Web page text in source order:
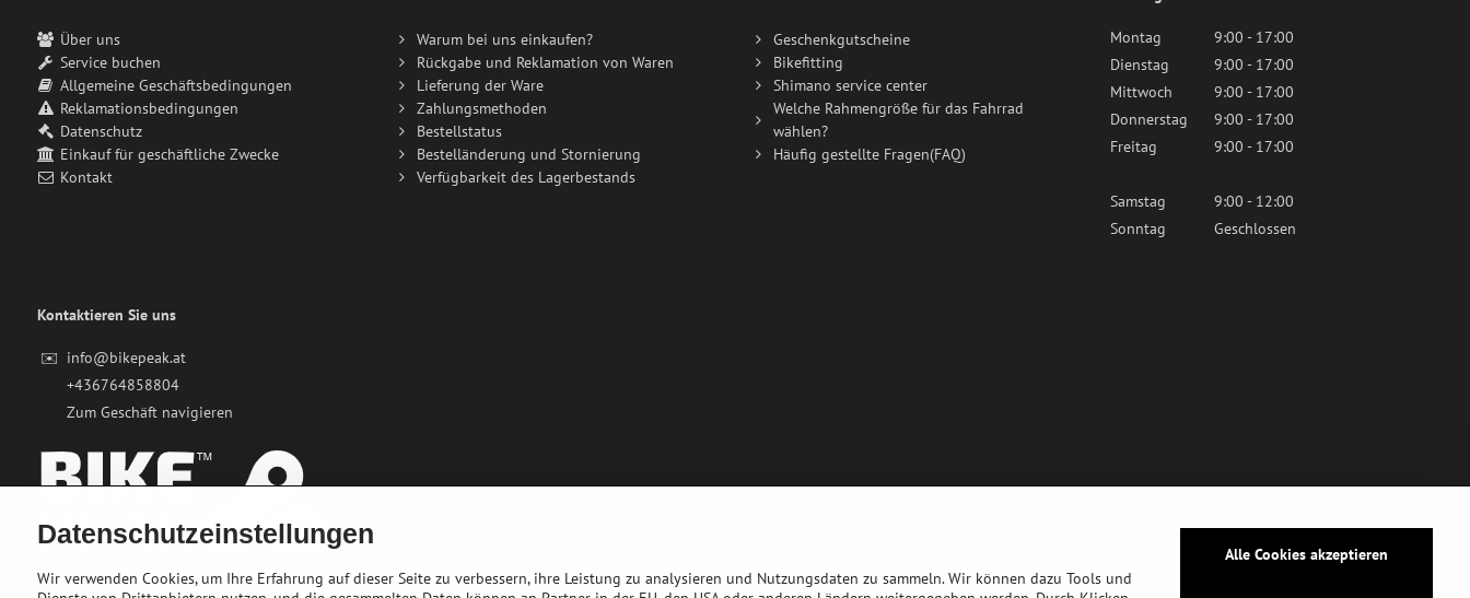
Über uns
Service buchen
Allgemeine Geschäftsbedingungen
Reklamationsbedingungen
Datenschutz
Einkauf für geschäftliche Zwecke
Kontakt
Warum bei uns einkaufen?
Rückgabe und Reklamation von Waren
Lieferung der Ware
Zahlungsmethoden
Bestellstatus
Bestelländerung und Stornierung
Verfügbarkeit des Lagerbestands
Geschenkgutscheine
Bikefitting
Shimano service center
Welche Rahmengröße für das Fahrrad
wählen?
Häufig gestellte Fragen(FAQ)
Montag
9:00 - 17:00
Dienstag
9:00 - 17:00
Mittwoch
9:00 - 17:00
Donnerstag
9:00 - 17:00
Freitag
9:00 - 17:00
Samstag
9:00 - 12:00
Sonntag
Geschlossen
Kontaktieren Sie uns
✉️ info@bikepeak.at
+436764858804
Zum Geschäft navigieren
Datenschutzeinstellungen
Wir verwenden Cookies, um Ihre Erfahrung auf dieser Seite zu verbessern, ihre Leistung zu analysieren und Nutzungsdaten zu sammeln. Wir können dazu Tools und
Alle Cookies akzeptieren